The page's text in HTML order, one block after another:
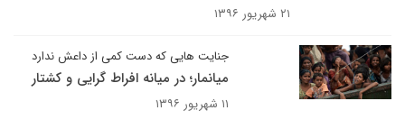
۲۱ شهریور ۱۳۹۶
جنایت هایی که دست کمی از داعش ندارد
میانمار؛ در میانه افراط گرایی و کشتار
۱۱ شهریور ۱۳۹۶